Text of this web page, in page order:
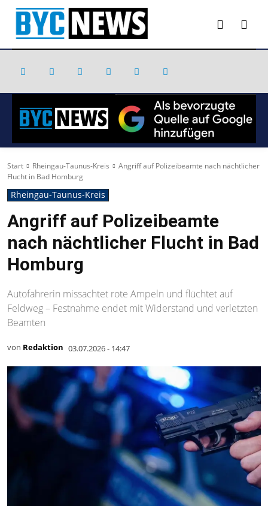
Start Rheingau-Taunus-Kreis
Angriff auf Polizeibeamte nach nächtlicher
Flucht in Bad Homburg
Rheingau-Taunus-Kreis
Angriff auf Polizeibeamte
nach nächtlicher Flucht in Bad
Homburg
Autofahrerin missachtet rote Ampeln und flüchtet auf
Feldweg – Festnahme endet mit Widerstand und verletzten
Beamten
von Redaktion 03.07.2026 - 14:47